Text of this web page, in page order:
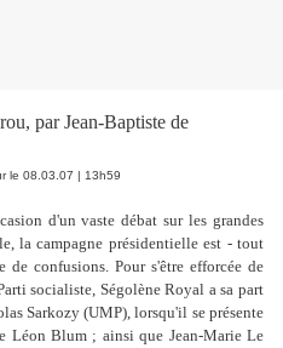
par Jean-Baptiste de
le 08.03.07 | 13h59
d'un vaste débat sur les grandes
la campagne présidentielle est - tout
de confusions. Pour s'être efforcée de
socialiste, Ségolène Royal a sa part
Sarkozy (UMP), lorsqu'il se présente
Léon Blum ; ainsi que Jean-Marie Le